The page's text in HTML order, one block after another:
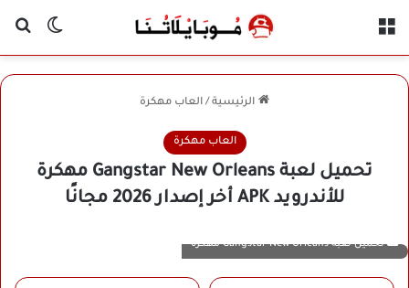
الوضع
الرئيسية / العاب مهكرة
العاب مهكرة
تحميل لعبة Gangstar New Orleans مهكرة
للأندرويد APK أخر إصدار 2026 مجانًا
تحميل لعبة Gangstar New Orleans مهكرة